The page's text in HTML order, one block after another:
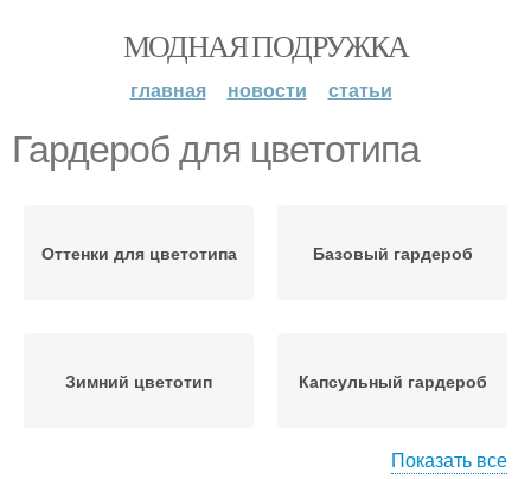
МОДНАЯ ПОДРУЖКА
главная новости статьи
Гардероб для цветотипа
Оттенки для цветотипа Базовый гардероб
Зимний цветотип Капсульный гардероб
Показать все